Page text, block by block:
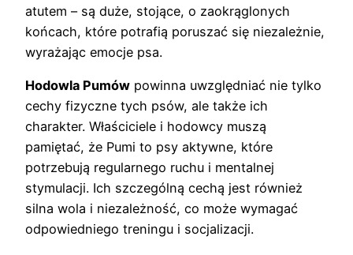
atutem – są duże, stojące, o zaokrąglonych
końcach, które potrafią poruszać się niezależnie,
wyrażając emocje psa.
Hodowla Pumów powinna uwzględniać nie tylko
cechy fizyczne tych psów, ale także ich
charakter. Właściciele i hodowcy muszą
pamiętać, że Pumi to psy aktywne, które
potrzebują regularnego ruchu i mentalnej
stymulacji. Ich szczególną cechą jest również
silna wola i niezależność, co może wymagać
odpowiedniego treningu i socjalizacji.